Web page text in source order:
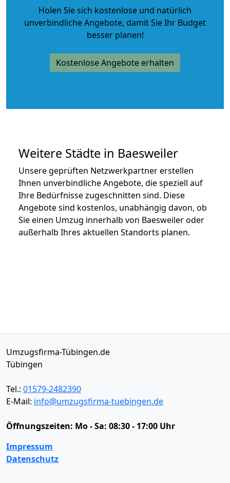
Holen Sie sich kostenlose und natürlich
unverbindliche Angebote, damit Sie Ihr Budget
besser planen!
Kostenlose Angebote erhalten
Weitere Städte in Baesweiler
Unsere geprüften Netzwerkpartner erstellen
Ihnen unverbindliche Angebote, die speziell auf
Ihre Bedürfnisse zugeschnitten sind. Diese
Angebote sind kostenlos, unabhängig davon, ob
Sie einen Umzug innerhalb von Baesweiler oder
außerhalb Ihres aktuellen Standorts planen.
Umzugsfirma-Tübingen.de
Tübingen
Tel.: 01579-2482390
E-Mail: info@umzugsfirma-tuebingen.de
Öffnungszeiten: Mo - Sa: 08:30 - 17:00 Uhr
Impressum
Datenschutz